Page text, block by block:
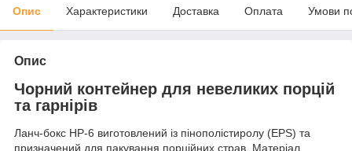
Опис Характеристики Доставка Оплата Умови
Опис
Чорний контейнер для невеликих порцій
та гарнірів
Ланч-бокс НР-6 виготовлений із пінополістиролу (EPS) та
призначений для пакування порційних страв. Матеріал